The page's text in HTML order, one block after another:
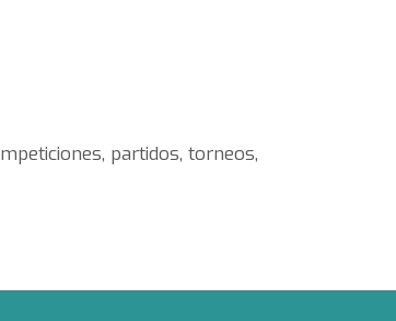
partidos, torneos,